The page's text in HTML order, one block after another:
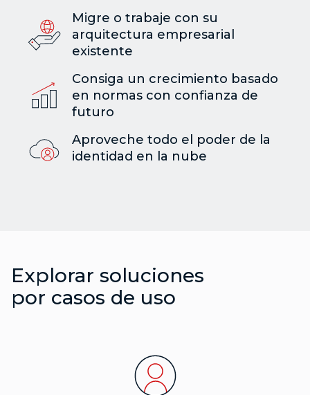
Migre o trabaje con su
arquitectura empresarial
existente
Consiga un crecimiento basado
en normas con confianza de
futuro
Aproveche todo el poder de la
identidad en la nube
Explorar soluciones
por casos de uso